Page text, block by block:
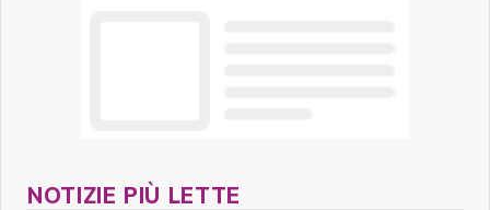
NOTIZIE PIÙ LETTE